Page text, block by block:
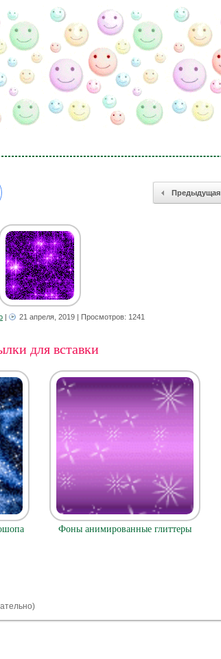
Предыдущая
| 21 апреля, 2019| Просмотров: 1241
для вставки
Фоны анимированные глиттеры